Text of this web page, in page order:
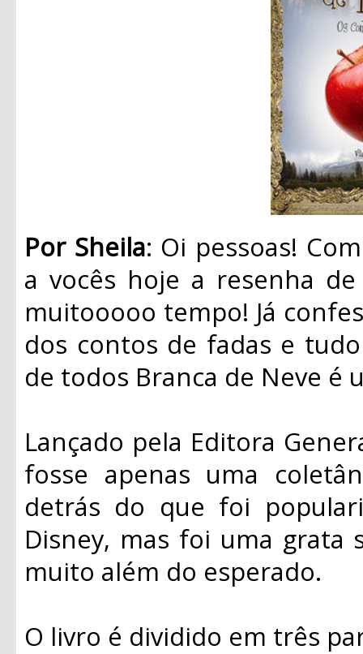
Por Sheila: Oi pessoas!
a vocês hoje a resenha
muitooooo tempo! Já
dos contos de fadas e
de todos Branca de Neve é
Lançado pela Editora
fosse apenas uma
detrás do que foi
Disney, mas foi uma grata
muito além do esperado.
O livro é dividido em três